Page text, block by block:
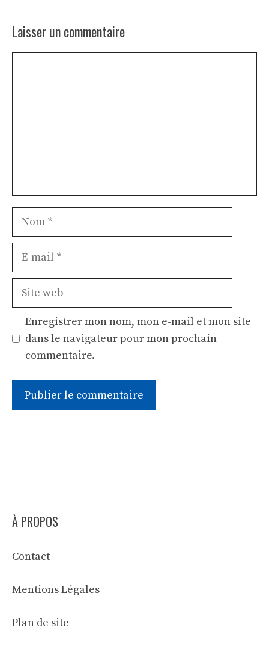
Laisser un commentaire
Nom
Site
Enregistrer mon nom, mon e-mail et mon site
dans le navigateur pour mon prochain
commentaire.
À PROPOS
Contact
Mentions Légales
Plan de site